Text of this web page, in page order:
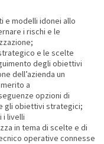
e modelli idonei allo
i rischi e le
e le scelte
degli obiettivi
dell’azienda un
a
opzioni di
gli obiettivi strategici;
i livelli
in tema di scelte e di
operative connesse